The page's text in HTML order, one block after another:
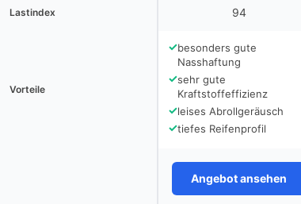
Lastindex 94
Vorteile
✓besonders gute
Nasshaftung
✓sehr gute
Kraftstoffeffizienz
✓leises Abrollgeräusch
✓tiefes Reifenprofil
Angebot ansehen